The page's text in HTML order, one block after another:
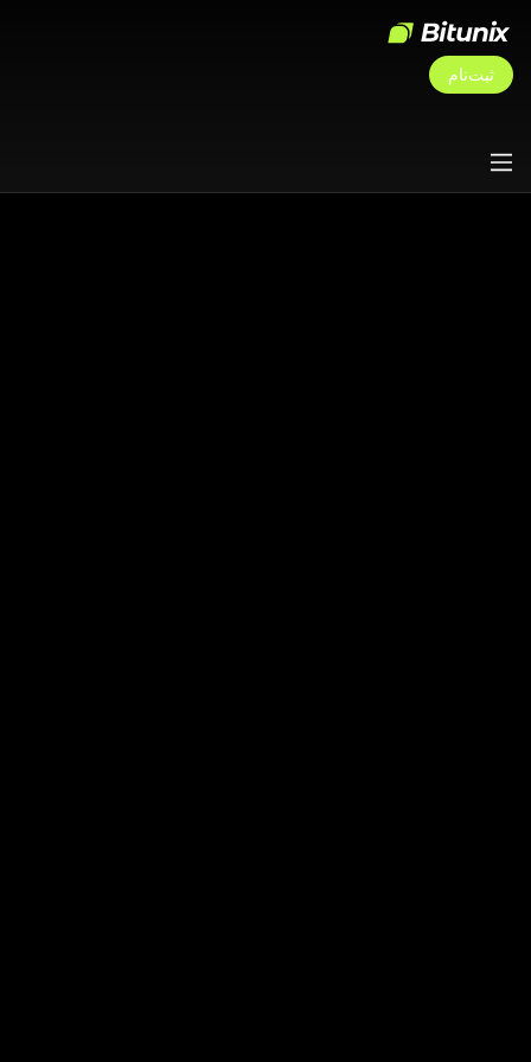
ثبت‌نام